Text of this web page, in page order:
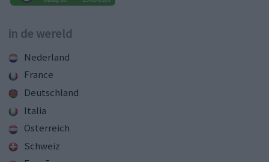
in de wereld
Nederland
France
Deutschland
Italia
Österreich
Schweiz